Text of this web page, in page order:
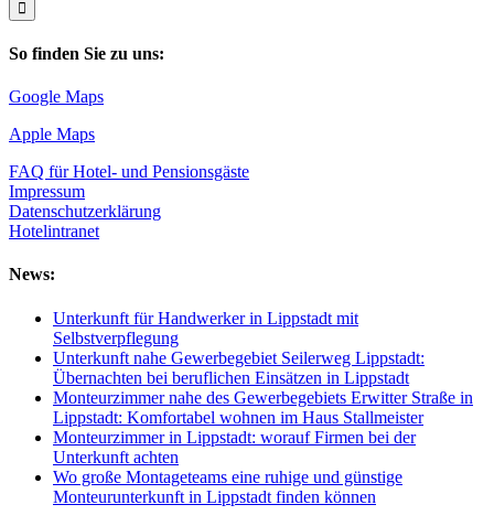
So finden Sie zu uns:
Google Maps
Apple Maps
FAQ für Hotel- und Pensionsgäste
Impressum
Datenschutzerklärung
Hotelintranet
News:
Unterkunft für Handwerker in Lippstadt mit
Selbstverpflegung
Unterkunft nahe Gewerbegebiet Seilerweg Lippstadt:
Übernachten bei beruflichen Einsätzen in Lippstadt
Monteurzimmer nahe des Gewerbegebiets Erwitter Straße in
Lippstadt: Komfortabel wohnen im Haus Stallmeister
Monteurzimmer in Lippstadt: worauf Firmen bei der
Unterkunft achten
Wo große Montageteams eine ruhige und günstige
Monteurunterkunft in Lippstadt finden können